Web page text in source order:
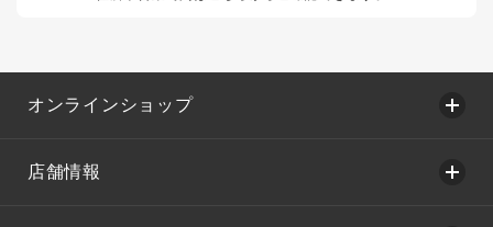
オンラインショップ
店舗情報